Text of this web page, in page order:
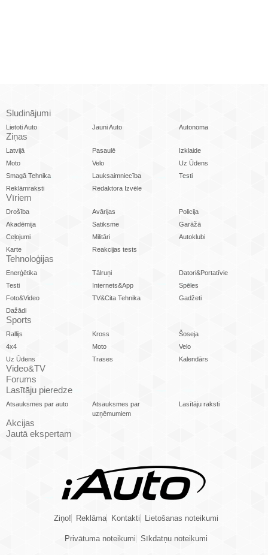
Sludinājumi
Lietoti Auto Jauni Auto Autonoma
Ziņas
Latvijā Pasaulē
Izklaide
Moto
Velo
Uz Ūdens
Smagā Tehnika
Lauksaimniecība
Testi
Reklāmraksti
Redaktora Izvēle
Vīriem
Drošība Avārijas
Policija
Akadēmija
Satiksme
Garāžā
Ceļojumi
Militāri
Autoklubi
Karte
Reakcijas tests
Tehnoloģijas
Enerģētika Tālruņi
Datori&Portatīvie
Testi
Internets&App
Spēles
Foto&Video
TV&Cita Tehnika
Gadžeti
Dažādi
Sports
Rallijs Kross
Šoseja
4x4
Moto
Velo
Uz Ūdens
Trases Kalendārs
Video&TV
Forums
Lasītāju pieredze
Atsauksmes par auto
Atsauksmes par
uzņēmumiem
Lasītāju raksti
Akcijas
Jautā ekspertam
Ziņo! Reklāma Kontakti Lietošanas noteikumi
Privātuma noteikumi Sīkdatņu noteikumi